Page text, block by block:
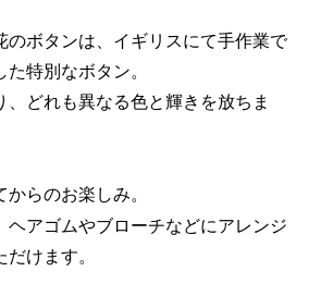
のボタンは、イギリスにて手作業で
特別なボタン。
、どれも異なる色と輝きを放ちま
らのお楽しみ。
ヘアゴムやブローチなどにアレンジ
けます。